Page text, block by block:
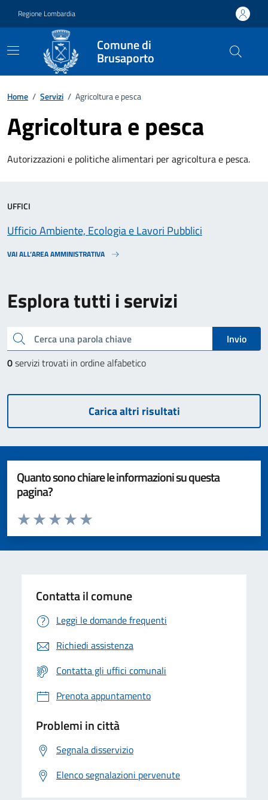
Regione Lombardia
Comune di
Brusaporto
Home / Servizi / Agricoltura e pesca
Agricoltura e pesca
Autorizzazioni e politiche alimentari per agricoltura e pesca.
Esplora tutti i servizi
Cerca una parola chiave
Invio
0servizi trovati in ordine alfabetico
Carica altri risultati
UFFICI
Ufficio Ambiente, Ecologia e Lavori Pubblici
VAI ALL’AREA AMMINISTRATIVA
Quanto sono chiare le informazioni su questa
pagina?
Valuta da 1 a 5 stelle la pagina
Valuta 5 stelle su 5
Valuta 4 stelle su 5
Valuta 3 stelle su 5
Valuta 2 stelle su 5
Valuta 1 stelle su 5
Contatta il comune
Leggi le domande frequenti
Richiedi assistenza
Contatta gli uffici comunali
Prenota appuntamento
Problemi in città
Segnala disservizio
Elenco segnalazioni pervenute